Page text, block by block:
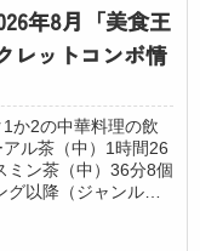
年8月「美食王
レットコンボ情
2の中華料理の飲
ル茶（中）1時間26
ミン茶（中）36分8個
以降（ジャンル自